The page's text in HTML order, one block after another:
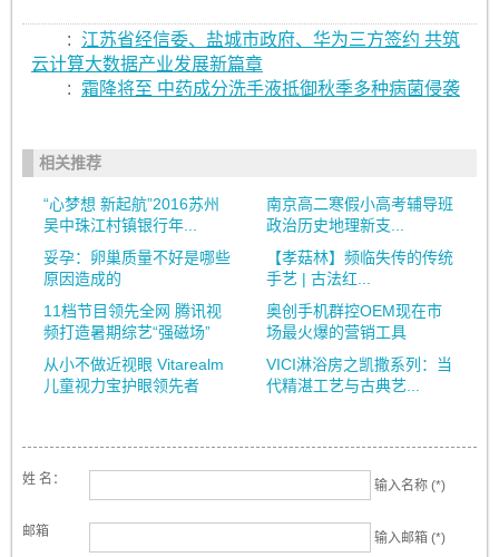
:
江苏省经信委、盐城市政府、华为三方签约 共筑
云计算大数据产业发展新篇章
:
霜降将至 中药成分洗手液抵御秋季多种病菌侵袭
相关推荐
“心梦想 新起航”2016苏州
吴中珠江村镇银行年...
南京高二寒假小高考辅导班
政治历史地理新支...
妥孕：卵巢质量不好是哪些
原因造成的
【孝菇林】频临失传的传统
手艺 | 古法红...
11档节目领先全网 腾讯视
频打造暑期综艺“强磁场”
奥创手机群控OEM现在市
场最火爆的营销工具
从小不做近视眼 Vitarealm
儿童视力宝护眼领先者
VICI淋浴房之凯撒系列：当
代精湛工艺与古典艺...
姓 名： 输入名称 (*)
邮箱 输入邮箱 (*)